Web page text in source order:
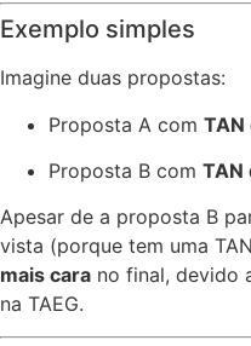
Exemplo simples
Imagine duas propostas:
Proposta A com TAN
Proposta B com TAN
Apesar de a proposta B
vista (porque tem uma
mais cara no final, devido
na TAEG.